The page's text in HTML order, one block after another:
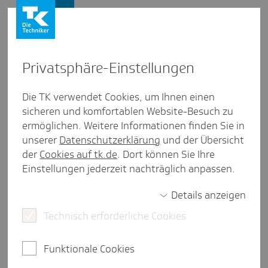
Behand­lungs­fehler in Rhein­
land-Pfalz stei­gen: TK meldet
321 Verdachts­fälle
Pres­se­mit­tei­lung aus Rhein­land-Pfalz
Presse und Politik Patientensicherheit
Mainz, 23. Juli 2026.Die Zahl der Verdachtsfälle auf
auf 2025 um 12,2 Prozent gestiegen. Für das Jahr
Privat­sphäre-Einstel­lungen
Die TK verwendet Cookies, um Ihnen einen
sicheren und komfortablen Website-Besuch zu
ermöglichen. Weitere Informationen finden Sie in
unserer Datenschutzerklärung und der Übersicht
der Cookies auf tk.de. Dort können Sie Ihre
Einstellungen jederzeit nachträglich anpassen.
Details anzeigen
Technisch erforderliche Cookies
Funktionale Cookies